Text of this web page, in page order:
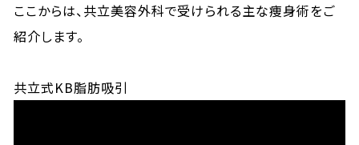
ここからは、共立美容外科で受けられる主な痩身術をご
紹介します。
共立式KB脂肪吸引